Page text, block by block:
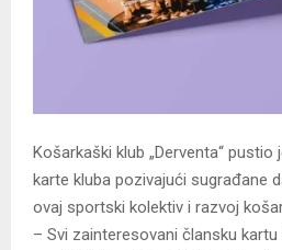
Košarkaški klub „Derventa“ pustio
karte kluba pozivajući sugrađane
ovaj sportski kolektiv i razvoj
– Svi zainteresovani člansku